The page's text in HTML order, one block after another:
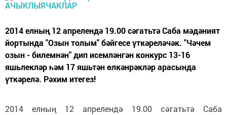
2014 елның 12 апрелендә 19.00 сәгатьтә Саба мәдәният
йортында "Озын толым" бәйгесе үткәреләчәк. "Чәчем
озын - билемнән" дип исемләнгән конкурс 13-16
яшьлекләр һәм 17 яшьтән өлкәнрәкләр арасында
үткәрелә. Рәхим итегез!
2014 елның 12 апрелендә 19.00 сәгатьтә Саба